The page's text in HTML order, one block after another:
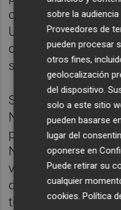
que considera
Unidos. "Ante todo,
difundido el líder
sociales.
Su principal socio,
Naftali Bennett, ha
primer ministro" y
Netanyahu que no
vulnerabilidad
drones de Hezbolá
tecnológica y
sobre la
Proveedores de
pueden procesar
otros fines,
geolocalización
del dispositivo.
solo a este sitio
pueden basarse
lugar del
oponerse en
Puede retirar su
cualquier
cookies.Política